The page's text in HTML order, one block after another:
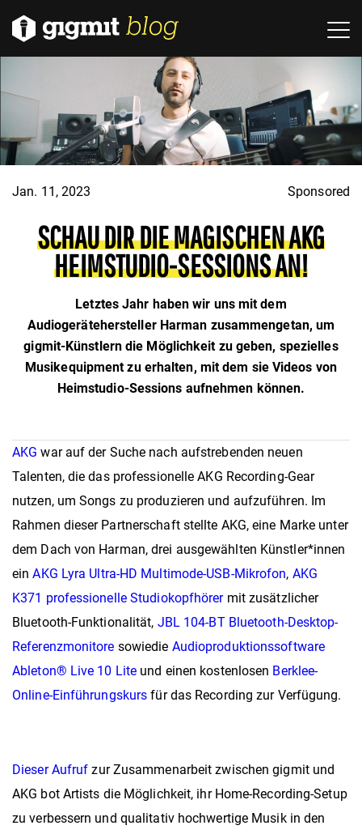
Jan. 11, 2023 Sponsored
SCHAU DIR DIE MAGISCHEN AKG
HEIMSTUDIO-SESSIONS AN!
Letztes Jahr haben wir uns mit dem
Audiogerätehersteller Harman zusammengetan, um
gigmit-Künstlern die Möglichkeit zu geben, spezielles
Musikequipment zu erhalten, mit dem sie Videos von
Heimstudio-Sessions aufnehmen können.
AKG war auf der Suche nach aufstrebenden neuen
Talenten, die das professionelle AKG Recording-Gear
nutzen, um Songs zu produzieren und aufzuführen. Im
Rahmen dieser Partnerschaft stellte AKG, eine Marke unter
dem Dach von Harman, drei ausgewählten Künstler*innen
einAKG Lyra Ultra-HD Multimode-USB-Mikrofon, AKG
K371 professionelle Studiokopfhörermit zusätzlicher
Bluetooth-Funktionalität, JBL 104-BT Bluetooth-Desktop-
Referenzmonitore sowiedie Audioproduktionssoftware
Ableton® Live 10 Lite und einen kostenlosen Berklee-
Online-Einführungskurs für das Recording zur Verfügung.
Dieser Aufruf zur Zusammenarbeit zwischen gigmit und
AKG bot Artists die Möglichkeit, ihr Home-Recording-Setup
zu verbessern und qualitativ hochwertige Musik in den